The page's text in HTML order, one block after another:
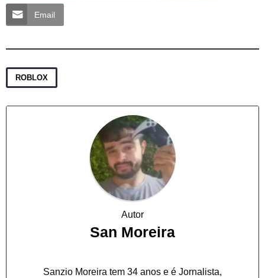
Email
ROBLOX
Autor
San Moreira
Sanzio Moreira tem 34 anos e é Jornalista,